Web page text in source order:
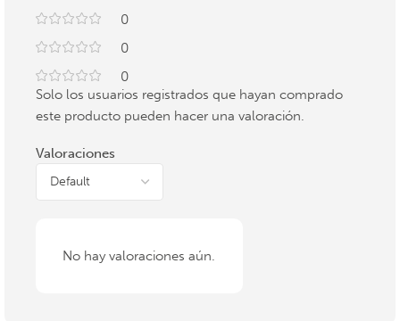
0
0
0
Valoraciones
No hay valoraciones aún.
Solo los usuarios registrados que hayan comprado
este producto pueden hacer una valoración.